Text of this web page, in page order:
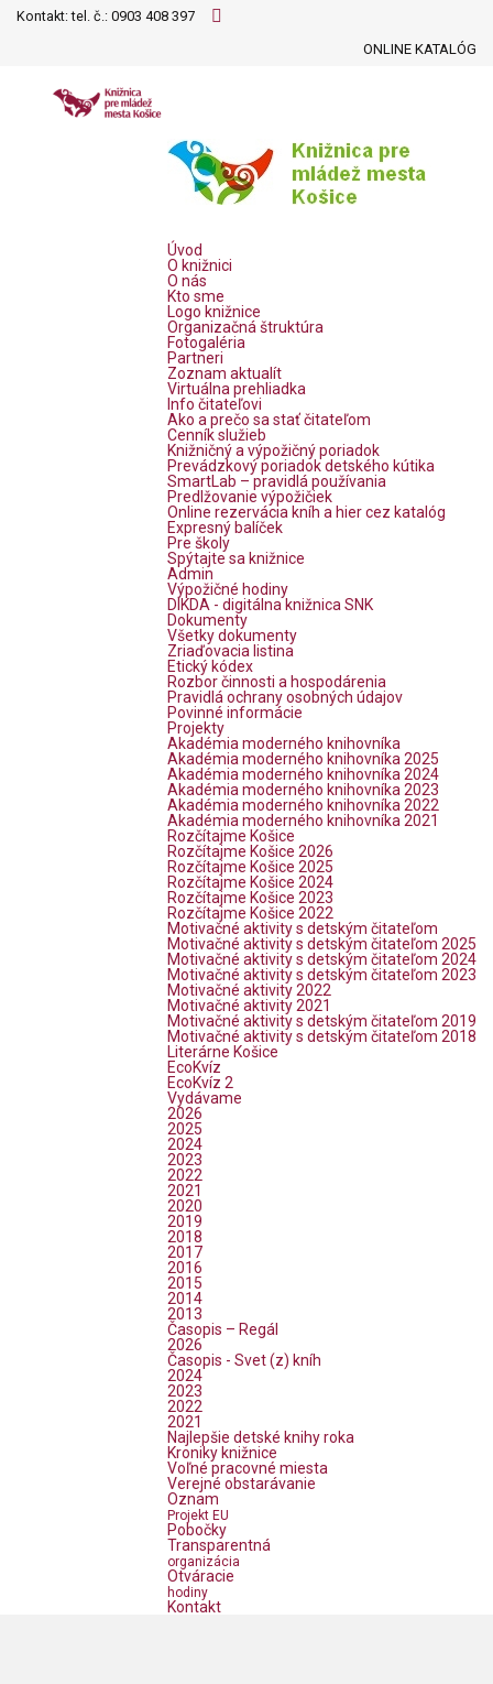
Kontakt: tel. č.: 0903 408 397
ONLINE KATALÓG
Úvod
O knižnici
O nás
Kto sme
Logo knižnice
Organizačná štruktúra
Fotogaléria
Partneri
Zoznam aktualít
Virtuálna prehliadka
Info čitateľovi
Ako a prečo sa stať čitateľom
Cenník služieb
Knižničný a výpožičný poriadok
Prevádzkový poriadok detského kútika
SmartLab – pravidlá používania
Predlžovanie výpožičiek
Online rezervácia kníh a hier cez katalóg
Expresný balíček
Pre školy
Spýtajte sa knižnice
Admin
Výpožičné hodiny
DIKDA - digitálna knižnica SNK
Dokumenty
Všetky dokumenty
Zriaďovacia listina
Etický kódex
Rozbor činnosti a hospodárenia
Pravidlá ochrany osobných údajov
Povinné informácie
Projekty
Akadémia moderného knihovníka
Akadémia moderného knihovníka 2025
Akadémia moderného knihovníka 2024
Akadémia moderného knihovníka 2023
Akadémia moderného knihovníka 2022
Akadémia moderného knihovníka 2021
Rozčítajme Košice
Rozčítajme Košice 2026
Rozčítajme Košice 2025
Rozčítajme Košice 2024
Rozčítajme Košice 2023
Rozčítajme Košice 2022
Motivačné aktivity s detským čitateľom
Motivačné aktivity s detským čitateľom 2025
Motivačné aktivity s detským čitateľom 2024
Motivačné aktivity s detským čitateľom 2023
Motivačné aktivity 2022
Motivačné aktivity 2021
Motivačné aktivity s detským čitateľom 2019
Motivačné aktivity s detským čitateľom 2018
Literárne Košice
EcoKvíz
EcoKvíz 2
Vydávame
2026
2025
2024
2023
2022
2021
2020
2019
2018
2017
2016
2015
2014
2013
Časopis – Regál
2026
Časopis - Svet (z) kníh
2024
2023
2022
2021
Najlepšie detské knihy roka
Kroniky knižnice
Voľné pracovné miesta
Verejné obstarávanie
Oznam
Projekt EU
Pobočky
Transparentná
organizácia
Otváracie
hodiny
Kontakt